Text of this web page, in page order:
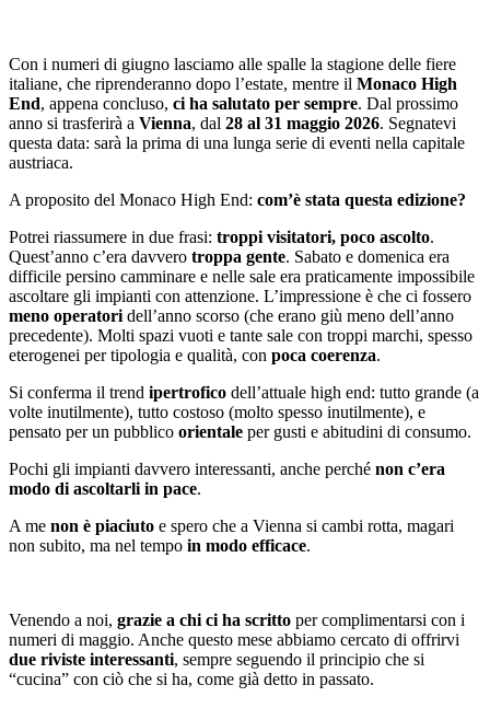
Con i numeri di giugno lasciamo alle spalle la stagione delle fiere
italiane, che riprenderanno dopo l’estate, mentre il Monaco High
End, appena concluso, ci ha salutato per sempre. Dal prossimo
anno si trasferirà a Vienna, dal 28 al 31 maggio 2026. Segnatevi
questa data: sarà la prima di una lunga serie di eventi nella capitale
austriaca.
A proposito del Monaco High End: com’è stata questa edizione?
Potrei riassumere in due frasi: troppi visitatori, poco ascolto.
Quest’anno c’era davvero troppa gente. Sabato e domenica era
difficile persino camminare e nelle sale era praticamente impossibile
ascoltare gli impianti con attenzione. L’impressione è che ci fossero
meno operatori dell’anno scorso (che erano giù meno dell’anno
precedente). Molti spazi vuoti e tante sale con troppi marchi, spesso
eterogenei per tipologia e qualità, con poca coerenza.
Si conferma il trend ipertrofico dell’attuale high end: tutto grande (a
volte inutilmente), tutto costoso (molto spesso inutilmente), e
pensato per un pubblico orientale per gusti e abitudini di consumo.
Pochi gli impianti davvero interessanti, anche perché non c’era
modo di ascoltarli in pace.
A me non è piaciuto e spero che a Vienna si cambi rotta, magari
non subito, ma nel tempo in modo efficace.
Venendo a noi, grazie a chi ci ha scritto per complimentarsi con i
numeri di maggio. Anche questo mese abbiamo cercato di offrirvi
due riviste interessanti, sempre seguendo il principio che si
“cucina” con ciò che si ha, come già detto in passato.